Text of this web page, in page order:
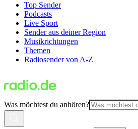
Top Sender
Podcasts
Live Sport
Sender aus deiner Region
Musikrichtungen
Themen
Radiosender von A-Z
Was möchtest du anhören?